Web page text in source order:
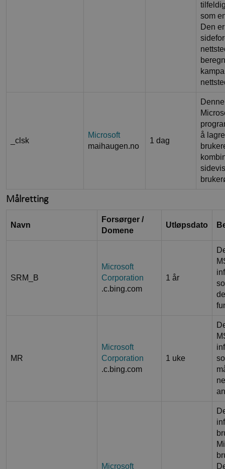
som
Den
_clsk
Microsoft
maihaugen.no
1 dag
å
Målretting
Navn
Forsørger /
Domene
Utløpsdato
SRM_B
Microsoft
Corporation
.c.bing.com
1 år
MR
Microsoft
Corporation
.c.bing.com
1 uke
Microsoft